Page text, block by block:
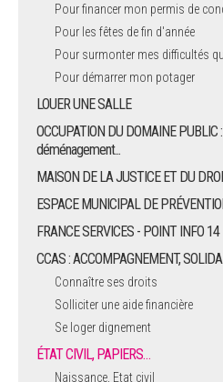
Pour financer mon permis de
Pour les fêtes de fin d'année
Pour surmonter mes difficultés
Pour démarrer mon potager
LOUER UNE SALLE
OCCUPATION DU DOMAINE
déménagement...
MAISON DE LA JUSTICE ET DU
ESPACE MUNICIPAL DE
FRANCE SERVICES - POINT INFO 14
CCAS : ACCOMPAGNEMENT,
Connaître ses droits
Solliciter une aide financière
Se loger dignement
ÉTAT CIVIL, PAPIERS…
Naissance, Etat civil
ARRÊTÉS MUNICIPAUX